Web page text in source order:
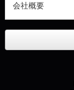
会社概要